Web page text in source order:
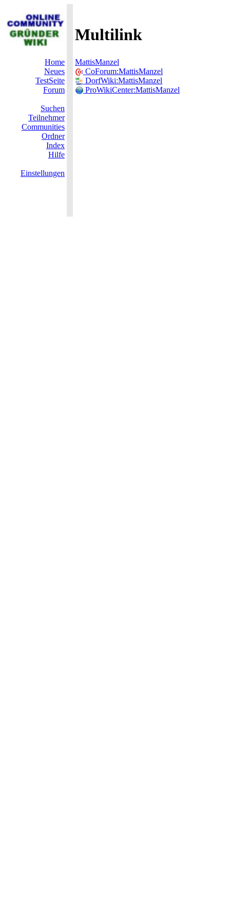
Multilink
Home
Neues
TestSeite
Forum
Suchen
Teilnehmer
Communities
Ordner
Index
Hilfe
Einstellungen
MattisManzel
CoForum:MattisManzel
DorfWiki:MattisManzel
ProWikiCenter:MattisManzel